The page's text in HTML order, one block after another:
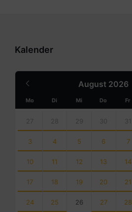
Kalender
August 2026
Month
Mo Di Mi Do Fr
calendar
days
27 28 29 30 31
3 4 5 6 7
10 11 12 13 14
17 18 19 20 21
24 25 26 27 28